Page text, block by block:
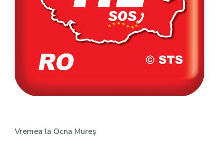
Vremea la Ocna Mureș